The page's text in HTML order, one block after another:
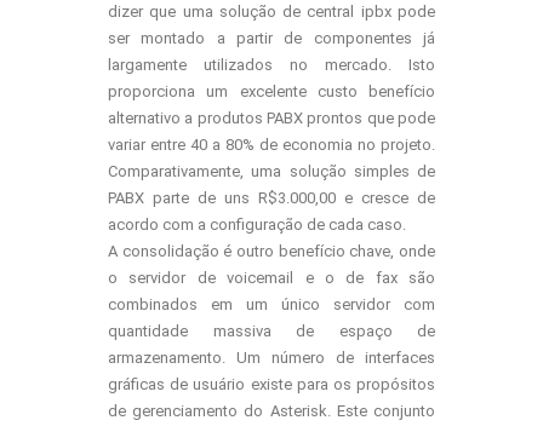
dizer que uma solução de central ipbx pode
ser montado a partir de componentes já
largamente utilizados no mercado. Isto
proporciona um excelente custo benefício
alternativo a produtos PABX prontos que pode
variar entre 40 a 80% de economia no projeto.
Comparativamente, uma solução simples de
PABX parte de uns R$3.000,00 e cresce de
acordo com a configuração de cada caso.
A consolidação é outro benefício chave, onde
o servidor de voicemail e o de fax são
combinados em um único servidor com
quantidade massiva de espaço de
armazenamento. Um número de interfaces
gráficas de usuário existe para os propósitos
de gerenciamento do Asterisk. Este conjunto